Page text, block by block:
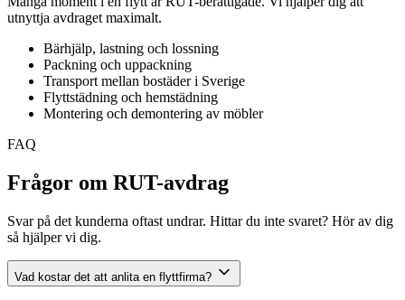
utnyttja avdraget maximalt.
Bärhjälp, lastning och lossning
Packning och uppackning
Transport mellan bostäder i Sverige
Flyttstädning och hemstädning
Montering och demontering av möbler
FAQ
Frågor om RUT-avdrag
Svar på det kunderna oftast undrar. Hittar du inte svaret? Hör av dig
så hjälper vi dig.
Vad kostar det att anlita en flyttfirma?